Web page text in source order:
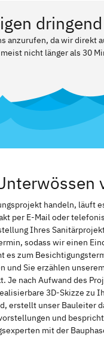
anzurufen, da wir direkt
nicht länger als 30
handeln, läuft
per E-Mail oder
Ihres
sodass wir einen
es zum
und Sie erzählen
Je nach Aufwand des
3D-Skizze zu
erstellt unser Bauleiter
und
mit der